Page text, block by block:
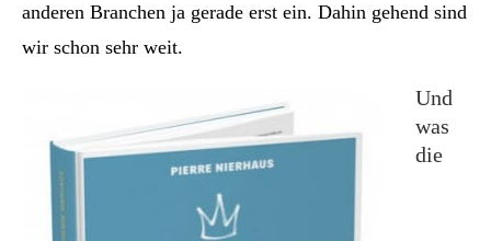
anderen Branchen ja gerade erst ein. Dahin gehend sind
wir schon sehr weit.
Und
was
die